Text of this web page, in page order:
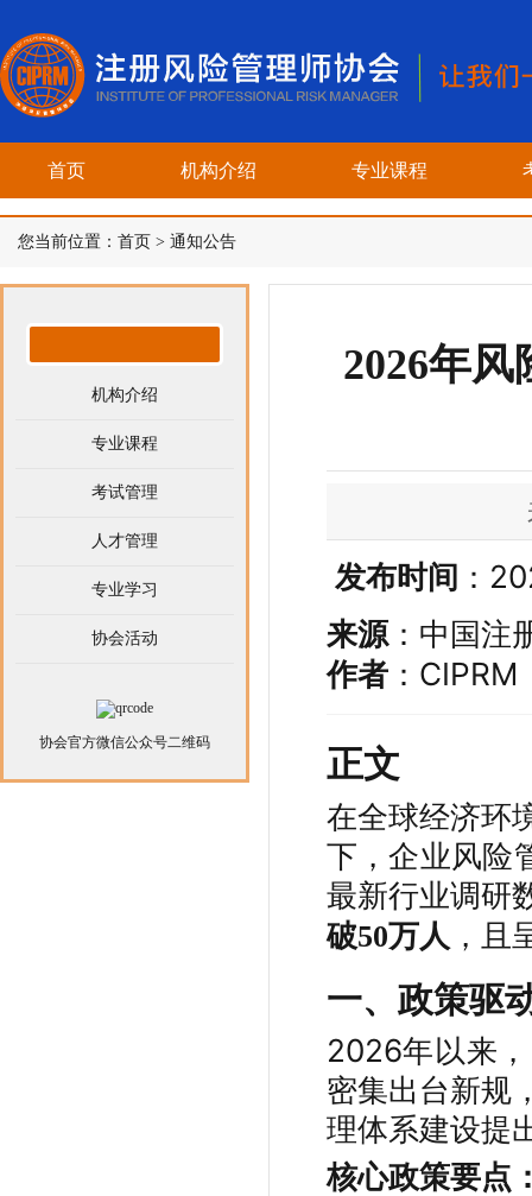
首页 机构介绍 专业课程
您当前位置： 首页 > 通知公告
2026年
发布时间 ：
来源：中国注
作者：CIPRM
正文
在全球经济环
下，企业风险
最新行业调研
破50万人 ，且
一、政策驱
2026年以来
密集出台新规
理体系建设提
核心政策要点
机构介绍
专业课程
考试管理
人才管理
专业学习
协会活动
协会官方微信公众号二维码